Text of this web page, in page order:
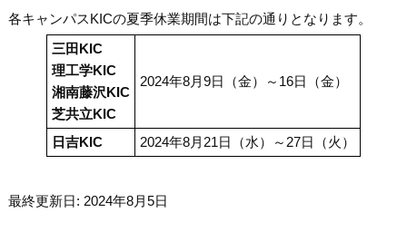
各キャンパスKICの夏季休業期間は下記の通りとなります。
三田KIC
理工学KIC
湘南藤沢KIC
芝共立KIC
2024年8月9日（金）～16日（金）
日吉KIC 2024年8月21日（水）～27日（火）
最終更新日: 2024年8月5日